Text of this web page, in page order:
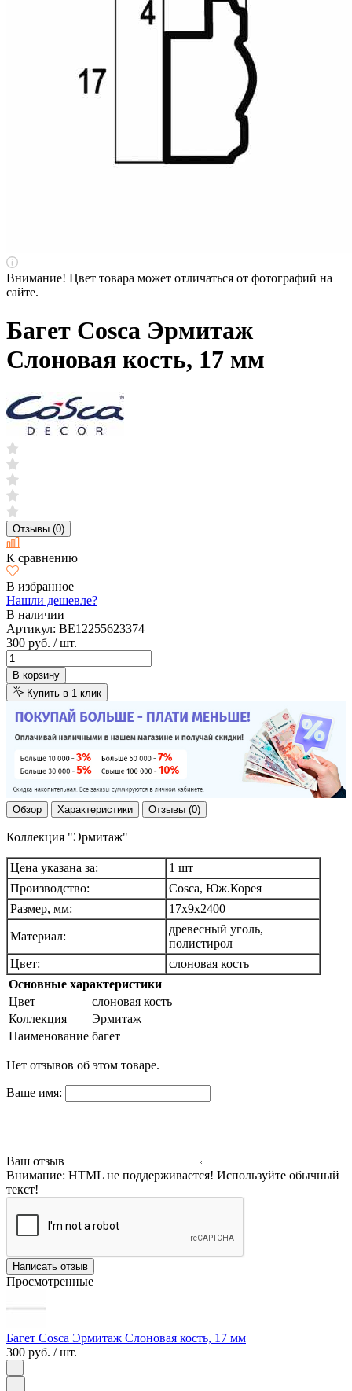
Внимание! Цвет товара может отличаться от фотографий на
сайте.
Багет Cosca Эрмитаж
Слоновая кость, 17 мм
Отзывы (0)
К сравнению
В избранное
Нашли дешевле?
В наличии
Артикул: BE12255623374
300 руб. / шт.
В корзину
Купить в 1 клик
Обзор Характеристики Отзывы (0)
Коллекция "Эрмитаж"
Цена указана за:
1 шт
Производство:
Cosca, Юж.Корея
Размер, мм:
17х9х2400
Материал:
древесный уголь,
полистирол
Цвет:
слоновая кость
Основные характеристики
Цвет
слоновая кость
Коллекция
Эрмитаж
Наименование багет
Нет отзывов об этом товаре.
Ваше имя:
Ваш отзыв
Внимание: HTML не поддерживается! Используйте обычный
текст!
Написать отзыв
Просмотренные
Багет Cosca Эрмитаж Слоновая кость, 17 мм
300 руб. / шт.